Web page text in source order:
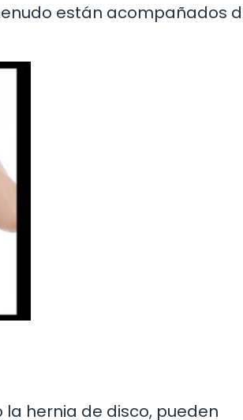
están acompañados
hernia de disco, pueden